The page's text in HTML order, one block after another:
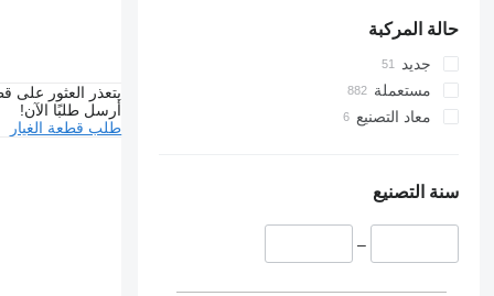
حالة المركبة
جديد
مستعملة
معاد التصنيع
سنة التصنيع
–
يتعذر العثور على
أرسل طلبًا الآن!
طلب قطعة الغيار